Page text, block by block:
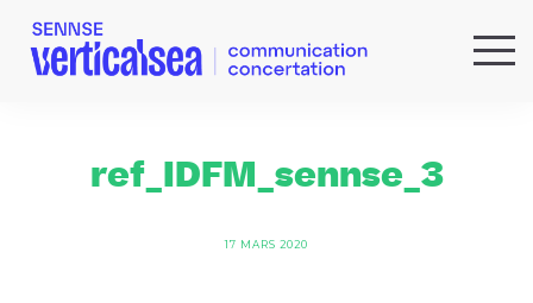
ref_IDFM_sennse_3
17 MARS 2020